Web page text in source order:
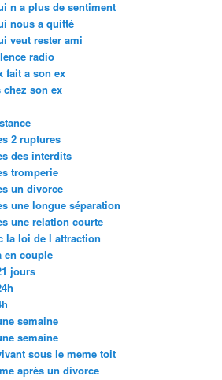
n a plus de sentiment
nous a quitté
veut rester ami
radio
fait a son ex
chez son ex
2 ruptures
des interdits
tromperie
un divorce
une longue séparation
une relation courte
la loi de l attraction
en couple
jours
semaine
semaine
sous le meme toit
après un divorce